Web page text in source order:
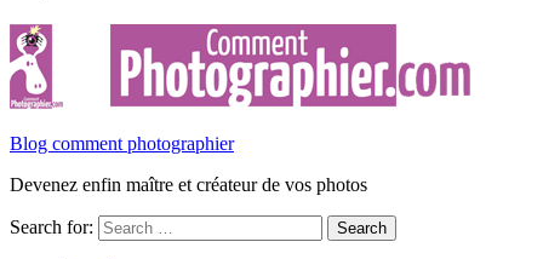
Blog comment photographier
Devenez enfin maître et créateur de vos photos
Search for: